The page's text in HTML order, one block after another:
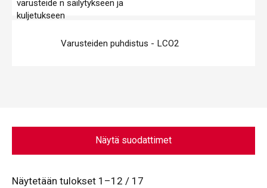
Varusteiden puhdistus - LCO2
Näytä suodattimet
Näytetään tulokset 1–12 / 17